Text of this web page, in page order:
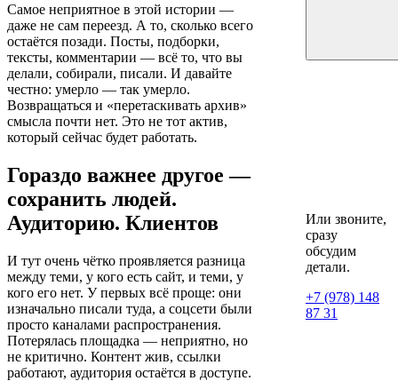
Самое неприятное в этой истории —
даже не сам переезд. А то, сколько всего
остаётся позади. Посты, подборки,
тексты, комментарии — всё то, что вы
делали, собирали, писали. И давайте
честно: умерло — так умерло.
Возвращаться и «перетаскивать архив»
смысла почти нет. Это не тот актив,
который сейчас будет работать.
Гораздо важнее другое —
сохранить людей.
Аудиторию. Клиентов
И тут очень чётко проявляется разница
между теми, у кого есть сайт, и теми, у
кого его нет. У первых всё проще: они
изначально писали туда, а соцсети были
просто каналами распространения.
Потерялась площадка — неприятно, но
не критично. Контент жив, ссылки
работают, аудитория остаётся в доступе.
Или звоните,
сразу
обсудим
детали.
+7 (978) 148
87 31